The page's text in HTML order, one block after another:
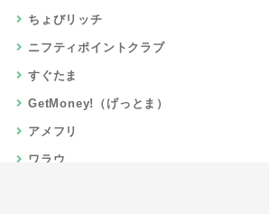
ちょびリッチ
ニフティポイントクラブ
すぐたま
GetMoney!（げっとま）
アメフリ
ワラウ